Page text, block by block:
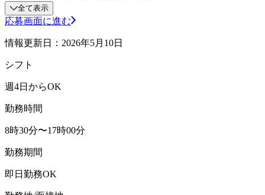
全て表示
応募画面に進む
情報更新日：2026年5月10日
シフト
週4日からOK
勤務時間
8時30分〜17時00分
勤務期間
即日勤務OK